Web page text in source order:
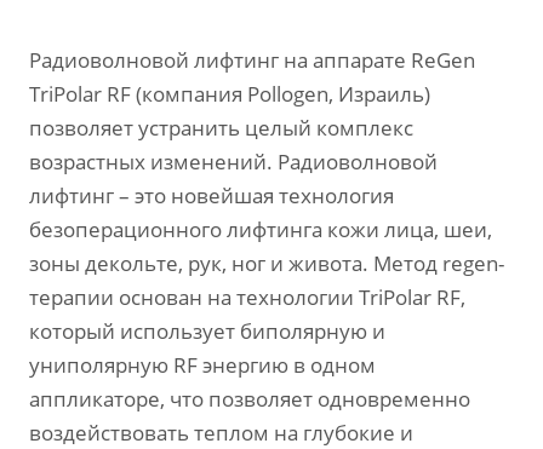
Радиоволновой лифтинг на аппарате ReGen
TriPolar RF (компания Pollogen, Израиль)
позволяет устранить целый комплекс
возрастных изменений. Радиоволновой
лифтинг – это новейшая технология
безоперационного лифтинга кожи лица, шеи,
зоны декольте, рук, ног и живота. Метод regen-
терапии основан на технологии TriPolar RF,
который использует биполярную и
униполярную RF энергию в одном
аппликаторе, что позволяет одновременно
воздействовать теплом на глубокие и